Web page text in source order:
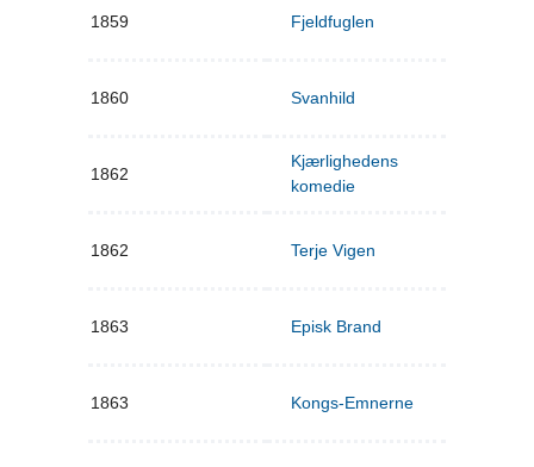
1859 Fjeldfuglen
1860 Svanhild
1862
Kjærlighedens
komedie
1862 Terje Vigen
1863 Episk Brand
1863 Kongs-Emnerne